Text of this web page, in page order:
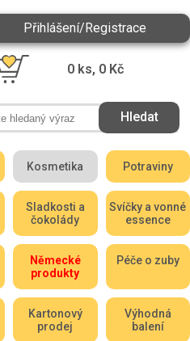
Přihlášení/Registrace
0 ks, 0 Kč
Kosmetika Potraviny
Sladkosti a
čokolády
Svíčky a vonné
essence
Německé
produkty
Péče o zuby
Kartonový
prodej
Výhodná
balení